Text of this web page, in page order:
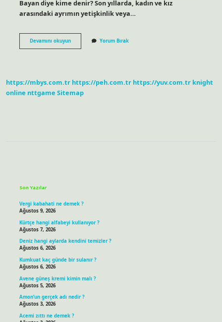
Bayan diye kime denir? Son yıllarda, kadın ve kız
arasındaki ayrımın yetişkinlik veya…
Devamını okuyunKadınlar
Neden
Yorum Bırak
https://mbys.com.tr https://peh.com.tr https://yuv.com.tr knight
online nttgame Sitemap
Son Yazılar
Vergi kabahati ne demek ?
Ağustos 9, 2026
Kürtçe hangi alfabeyi kullanıyor ?
Ağustos 7, 2026
Deniz hangi aylarda kendini temizler ?
Ağustos 6, 2026
Kumkuat kaç günde bir sulanır ?
Ağustos 6, 2026
Avene güneş kremi kimin malı ?
Ağustos 5, 2026
Amon’un gerçek adı nedir ?
Ağustos 3, 2026
Acemi zıttı ne demek ?